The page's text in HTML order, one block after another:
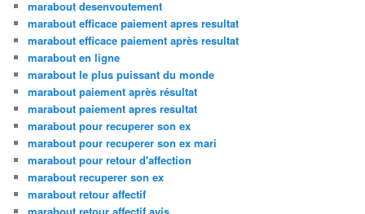
marabout desenvoutement
marabout efficace paiement apres resultat
marabout efficace paiement après resultat
marabout en ligne
marabout le plus puissant du monde
marabout paiement après résultat
marabout paiement apres resultat
marabout pour recuperer son ex
marabout pour recuperer son ex mari
marabout pour retour d'affection
marabout recuperer son ex
marabout retour affectif